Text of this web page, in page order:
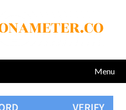
Menu